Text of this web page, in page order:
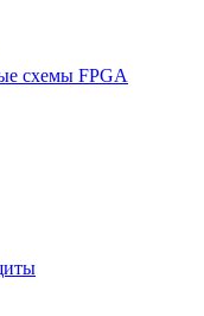
схемы FPGA